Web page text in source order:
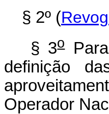
§ 2º (
§ 3oPara
definição
Operador